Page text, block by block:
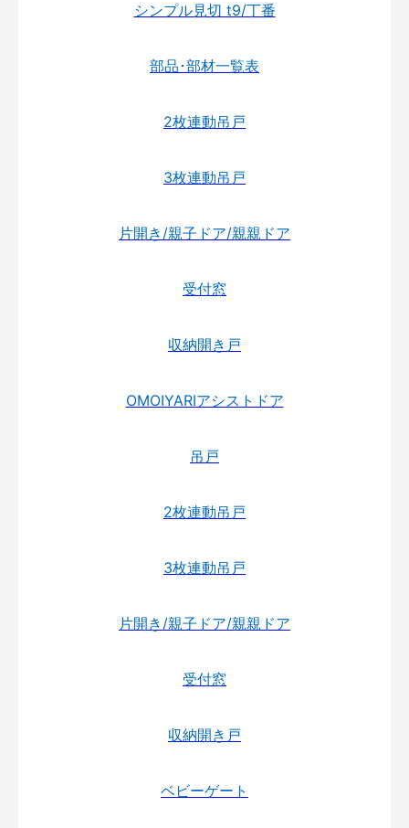
シンプル見切 t9/丁番
部品･部材一覧表
2枚連動吊戸
3枚連動吊戸
片開き/親子ドア/親親ドア
受付窓
収納開き戸
OMOIYARIアシストドア
吊戸
2枚連動吊戸
3枚連動吊戸
片開き/親子ドア/親親ドア
受付窓
収納開き戸
ベビーゲート